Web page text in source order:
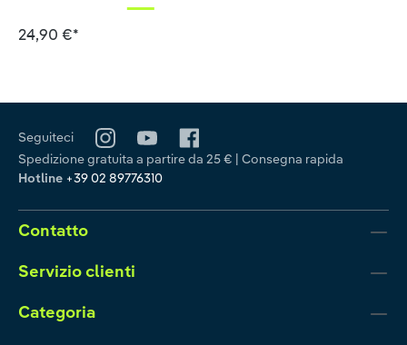
24,90 €*
Seguiteci
Spedizione gratuita a partire da 25 € | Consegna rapida
Hotline +39 02 89776310
Contatto
Servizio clienti
Categoria